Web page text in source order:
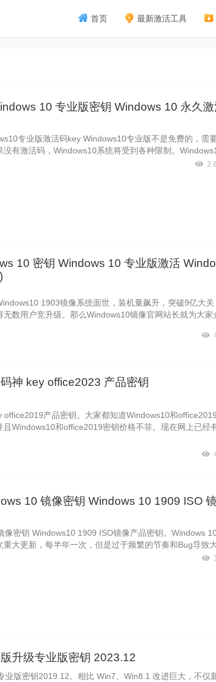
首页 最新激活工具
10 专业版密钥 Windows 10 永久激
专业版激活码key Windows10专业版不是免费的，需
没有激活码，Windows10系统将受到各种限制。
是通用的，下面暴风侠跟大家分享2019七月更新
活码key。 推荐Windows10激活工具：Windows10永久激
10 密钥 Windows 10 专业版激活
1903镜像系统面世，装机量飙升，突破9亿大关
无数用户竞升级。那么Windows10镜像官网站长就为大家
神 key office2023 产品密钥
office2019产品密钥。大家都知道Windows10和
且Windows10和office2019密钥价格不菲。现在网上已经
镜像官网暴风侠为小伙伴们分享Windows10和
Key：87VT2-FY2XW-F7K39-W3T8R-XMFGFTFP9Y-
10 镜像密钥 Windows 10 1909 ISO
像密钥 Windows10 1909 ISO镜像产品密钥。Windows
大更新，每半年一次，但是过于频繁的节奏和Bug导致
了策略，Windows10 1909版本将是第一次非重大更新，
积更新为主，更像以前的SP服务包。现在微软已经发布
升级专业版密钥 2023.12
业版密钥2019.12。相比 Win7、Win8.1 改进巨大，不仅